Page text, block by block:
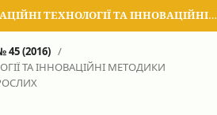
СУЧАСНІ ІНФОРМАЦІЙНІ ТЕХНОЛОГІЇ ТА ІННОВАЦІЙНІ МЕТОДИКИ НАВЧАННЯ В ПІДГОТОВЦІ ФАХІВЦІВ: МЕТОДОЛОГІЯ, ТЕОРІЯ, ДОСВІД, ПРОБЛЕМИ
45 (2016) /
ТА ІННОВАЦІЙНІ МЕТОДИКИ